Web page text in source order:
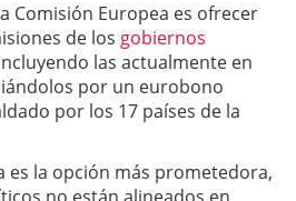
Comisión Europea es ofrecer
de los gobiernos
las actualmente en
por un eurobono
por los 17 países de la
es la opción más prometedora,